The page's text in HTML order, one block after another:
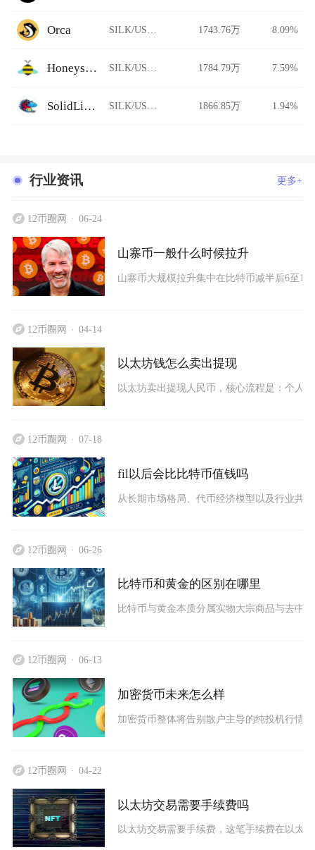
Orca 1743.76万 8.09%
Honeyswap 1784.79万 7.59%
SolidLizard 1866.85万 1.94%
行业资讯 更多+
12币圈网 06-24
山寨币一般什么时候拉升
山寨币大规模拉升集中在比特币减半后6至
12币圈网 04-14
以太坊钱怎么卖出提现
以太坊卖出提现人民币，核心流程是：个人
12币圈网 07-18
fil以后会比比特币值钱吗
从长期市场格局、代币经济模型以及行业共
12币圈网 06-26
比特币和黄金的区别在哪里
比特币与黄金本质分属实物大宗商品与去中
12币圈网 06-13
加密货币未来怎么样
加密货币整体将告别散户主导的纯投机行情
12币圈网 04-22
以太坊交易需要手续费吗
以太坊交易需要手续费，这笔手续费在以太